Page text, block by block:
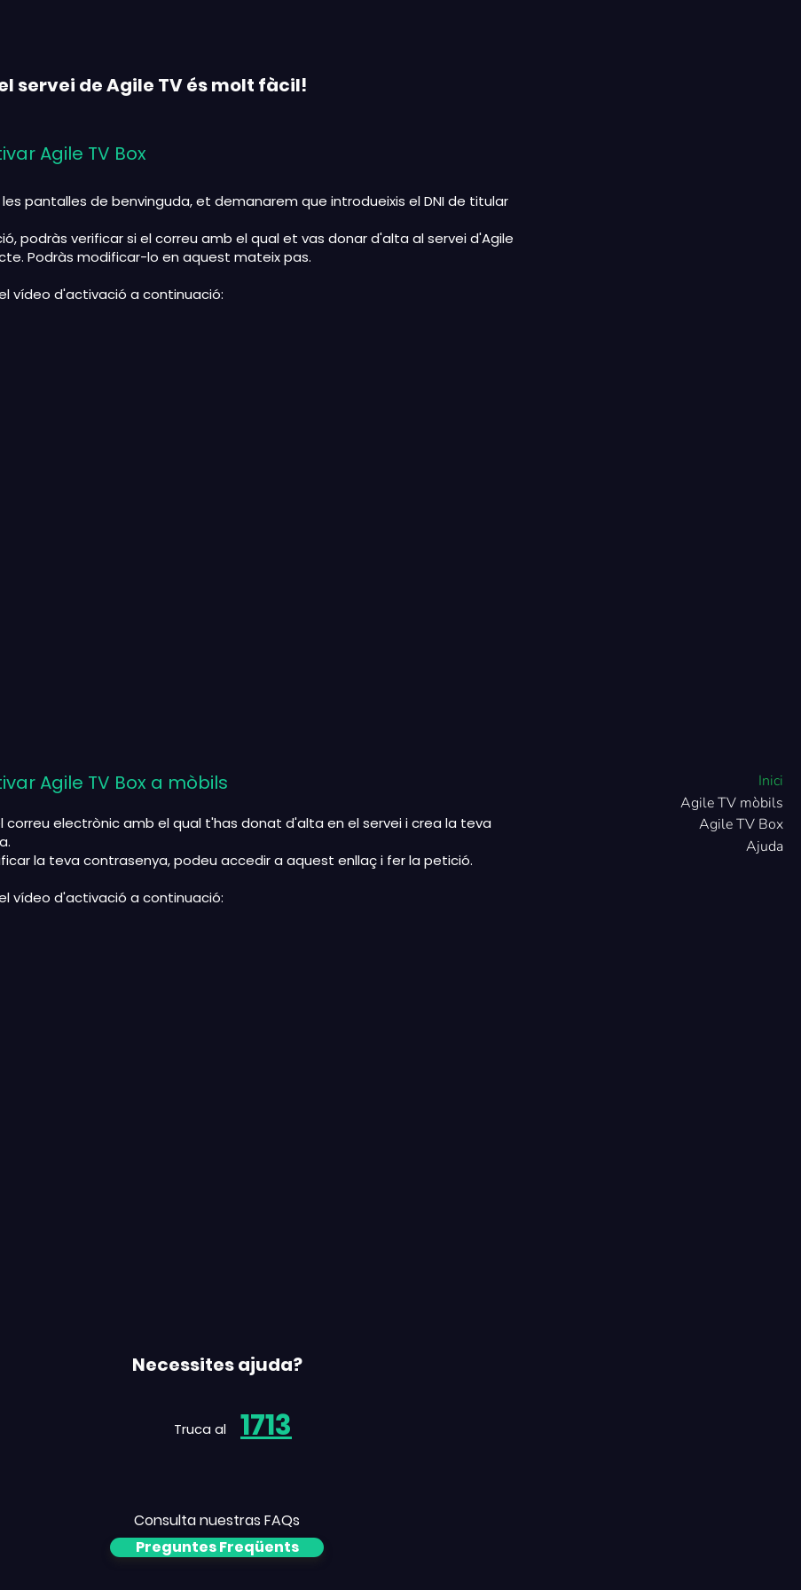
Inici
Agile TV mòbils
Agile TV Box
Ajuda
servei de Agile TV és molt fàcil!
Agile TV Box
pantalles de benvinguda, et demanarem que introdueixis el DNI de titular
podràs verificar si el correu amb el qual et vas donar d'alta al servei d'Agile
Podràs modificar-lo en aquest mateix pas.
vídeo d'activació a continuació:
Agile TV Box a mòbils
correu electrònic amb el qual t'has donat d'alta en el servei i crea la teva
la teva contrasenya, podeu accedir a aquest enllaçi fer la petició.
vídeo d'activació a continuació:
Necessites ajuda?
Truca al 1713
Consulta nuestras FAQs
Preguntes Freqüents